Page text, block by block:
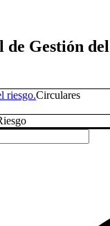
Gestión del
riesgo.Circulares